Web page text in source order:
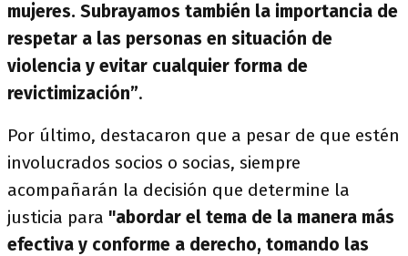
mujeres. Subrayamos también la importancia de
respetar a las personas en situación de
violencia y evitar cualquier forma de
revictimización”.
Por último, destacaron que a pesar de que estén
involucrados socios o socias, siempre
acompañarán la decisión que determine la
justicia para "abordar el tema de la manera más
efectiva y conforme a derecho, tomando las